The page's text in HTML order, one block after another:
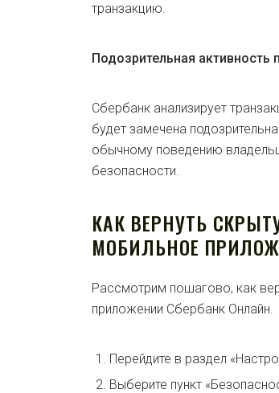
транзакцию.
Подозрительная активность
Сбербанк анализирует
будет замечена
обычному поведению
безопасности.
КАК ВЕРНУТЬ
МОБИЛЬНОЕ
Рассмотрим пошагово, как
приложении Сбербанк Онлайн.
Перейдите в раздел
Выберите пункт